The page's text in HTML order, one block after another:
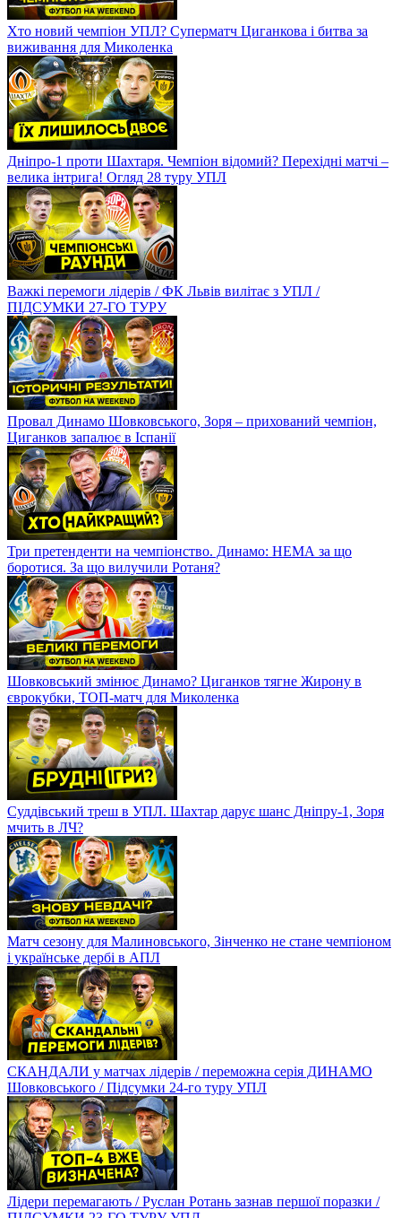
Хто новий чемпіон УПЛ? Суперматч Циганкова і битва за
виживання для Миколенка
Дніпро-1 проти Шахтаря. Чемпіон відомий? Перехідні матчі –
велика інтрига! Огляд 28 туру УПЛ
Важкі перемоги лідерів / ФК Львів вилітає з УПЛ /
ПІДСУМКИ 27-ГО ТУРУ
Провал Динамо Шовковського, Зоря – прихований чемпіон,
Циганков запалює в Іспанії
Три претенденти на чемпіонство. Динамо: НЕМА за що
боротися. За що вилучили Ротаня?
Шовковський змінює Динамо? Циганков тягне Жирону в
єврокубки, ТОП-матч для Миколенка
Суддівський треш в УПЛ. Шахтар дарує шанс Дніпру-1, Зоря
мчить в ЛЧ?
Матч сезону для Малиновського, Зінченко не стане чемпіоном
і українське дербі в АПЛ
СКАНДАЛИ у матчах лідерів / переможна серія ДИНАМО
Шовковського / Підсумки 24-го туру УПЛ
Лідери перемагають / Руслан Ротань зазнав першої поразки /